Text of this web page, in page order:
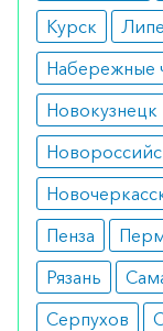
отклонения,
сердечной
Побочные
Наиболее
пропафенон
головная
выявлено
сердечной
Курск
Набережные
Новокузнецк
Пенза
Рязань
Серпухов